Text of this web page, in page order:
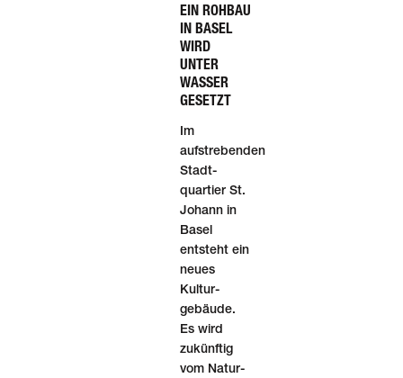
EIN ROH­BAU
IN BASEL
WIRD
UNTER
WASSER
GESETZT
Im
aufstrebenden
Stadt­
quartier St.
Johann in
Basel
entsteht ein
neues
Kultur­
gebäude.
Es wird
zukünftig
vom Natur­